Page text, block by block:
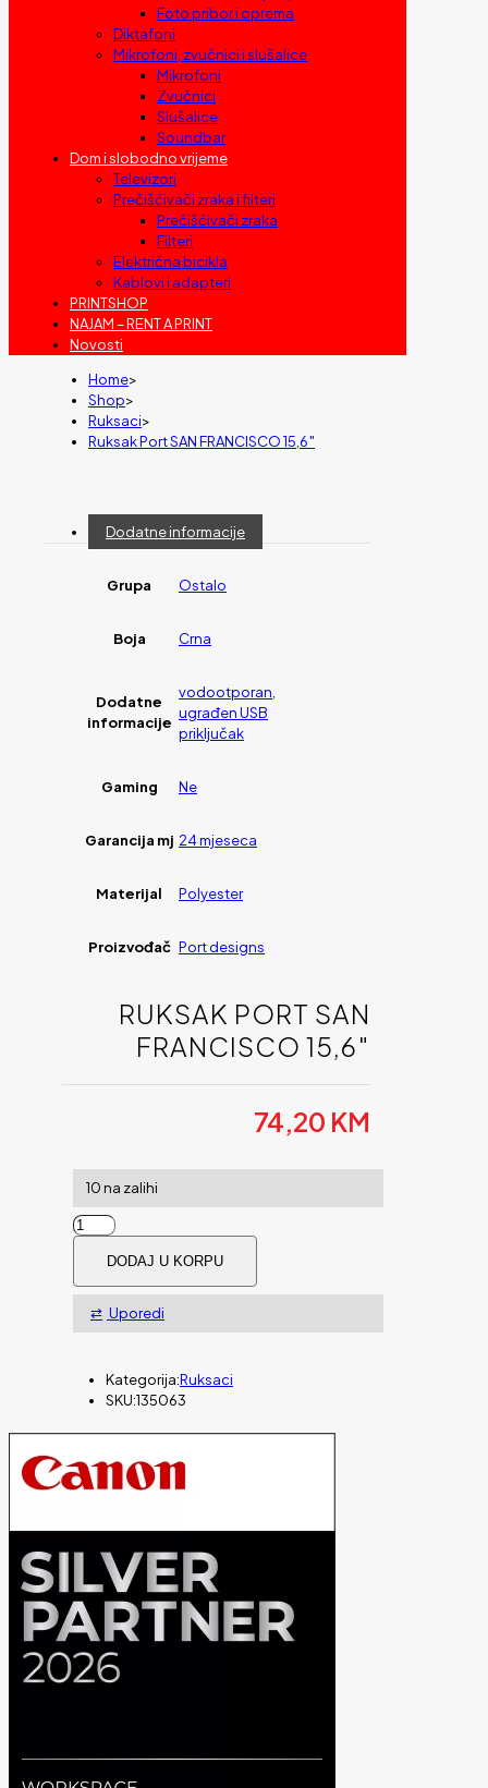
Foto pribor i oprema
Diktafoni
Mikrofoni, zvučnici i slušalice
Mikrofoni
Zvučnici
Slušalice
Soundbar
Dom i slobodno vrijeme
Televizori
Prečišćivači zraka i filteri
Prečišćivači zraka
Filteri
Električna bicikla
Kablovi i adapteri
PRINTSHOP
NAJAM – RENT A PRINT
Novosti
Home>
Shop>
Ruksaci>
Ruksak Port SAN FRANCISCO 15,6″
Dodatne informacije
Grupa Ostalo
Boja Crna
Dodatne
informacije
vodootporan,
ugrađen USB
priključak
Gaming Ne
Garancija mj 24 mjeseca
Materijal Polyester
Proizvođač Port designs
RUKSAK PORT SAN
FRANCISCO 15,6″
74,20 KM
10 na zalihi
Ruksak
Port
FRANCISCO
15,6"
količina
DODAJ U KORPU
Uporedi
Kategorija:Ruksaci
SKU:135063